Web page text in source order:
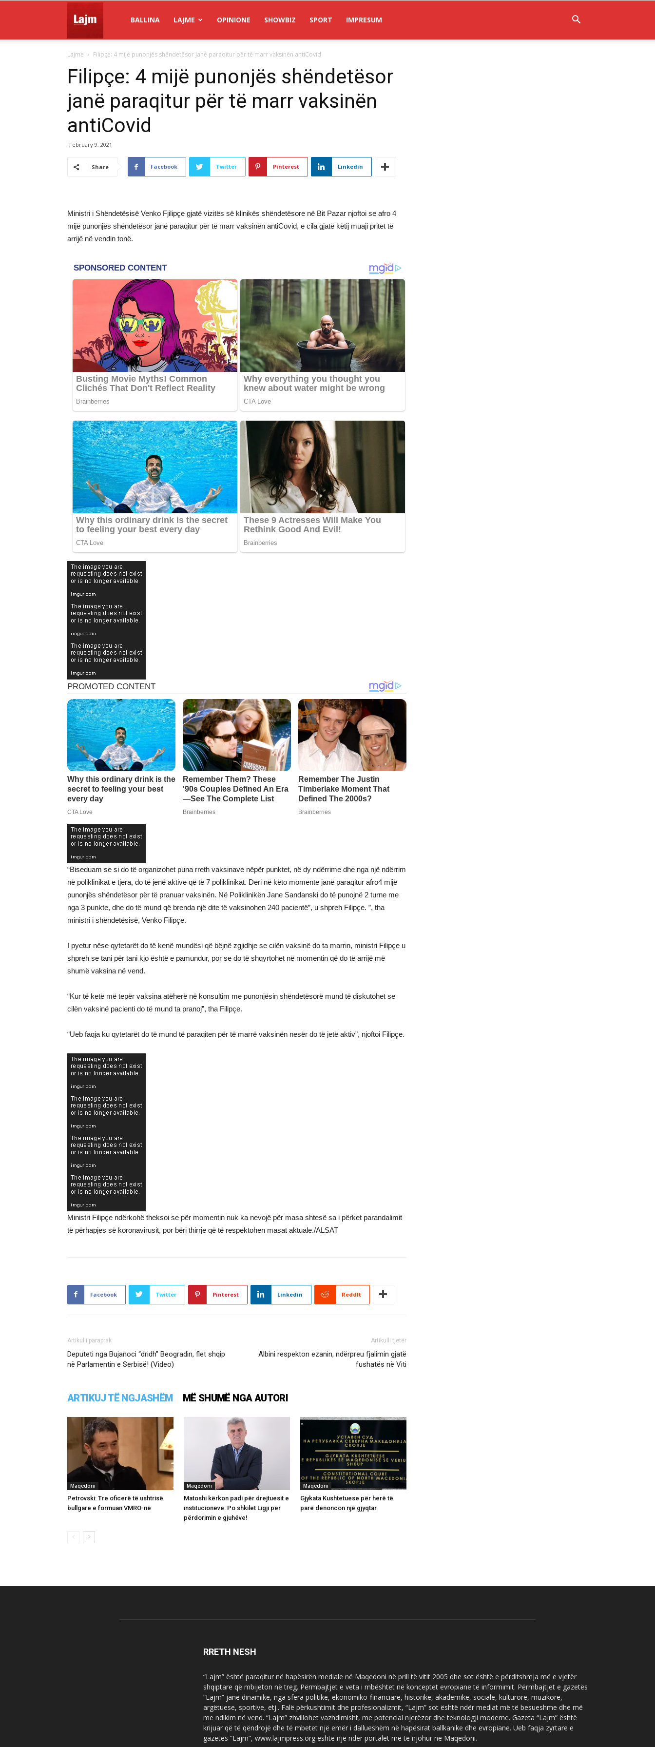
Lajm
BALLINA LAJME OPINIONE SHOWBIZ SPORT IMPRESUM
Lajme Filipçe: 4 mijë punonjës shëndetësor janë paraqitur për të marr vaksinën antiCovid
Filipçe: 4 mijë punonjës shëndetësor
janë paraqitur për të marr vaksinën
antiCovid
February 9, 2021
Share Facebook Twitter Pinterest Linkedin
Ministri i Shëndetësisë Venko Fjilipçe gjatë vizitës së klinikës shëndetësore në Bit Pazar njoftoi se afro 4
mijë punonjës shëndetësor janë paraqitur për të marr vaksinën antiCovid, e cila gjatë këtij muaji pritet të
arrijë në vendin tonë.
“Biseduam se si do të organizohet puna rreth vaksinave nëpër punktet, në dy ndërrime dhe nga një ndërrim
në poliklinikat e tjera, do të jenë aktive që të 7 poliklinikat. Deri në këto momente janë paraqitur afro4 mijë
punonjës shëndetësor për të pranuar vaksinën. Në Poliklinikën Jane Sandanski do të punojnë 2 turne me
nga 3 punkte, dhe do të mund që brenda një dite të vaksinohen 240 pacientë”, u shpreh Filipçe. ”, tha
ministri i shëndetësisë, Venko Filipçe.
I pyetur nëse qytetarët do të kenë mundësi që bëjnë zgjidhje se cilën vaksinë do ta marrin, ministri Filipçe u
shpreh se tani për tani kjo është e pamundur, por se do të shqyrtohet në momentin që do të arrijë më
shumë vaksina në vend.
“Kur të ketë më tepër vaksina atëherë në konsultim me punonjësin shëndetësorë mund të diskutohet se
cilën vaksinë pacienti do të mund ta pranoj”, tha Filipçe.
“Ueb faqja ku qytetarët do të mund të paraqiten për të marrë vaksinën nesër do të jetë aktiv”, njoftoi Filipçe.
Ministri Filipçe ndërkohë theksoi se për momentin nuk ka nevojë për masa shtesë sa i përket parandalimit
të përhapjes së koronavirusit, por bëri thirrje që të respektohen masat aktuale./ALSAT
Facebook Twitter Pinterest Linkedin ReddIt
Artikulli paraprak
Deputeti nga Bujanoci “dridh” Beogradin, flet shqip
në Parlamentin e Serbisë! (Video)
Artikulli tjetër
Albini respekton ezanin, ndërpreu fjalimin gjatë
fushatës në Viti
ARTIKUJ TË NGJASHËM MË SHUMË NGA AUTORI
Maqedoni
Petrovski: Tre oficerë të ushtrisë
bullgare e formuan VMRO-në
Maqedoni
Matoshi kërkon padi për drejtuesit e
institucioneve: Po shkilet Ligji për
përdorimin e gjuhëve!
Maqedoni
Gjykata Kushtetuese për herë të
parë denoncon një gjyqtar
RRETH NESH
“Lajm” është paraqitur në hapësirën mediale në Maqedoni në prill të vitit 2005 dhe sot është e përditshmja më e vjetër
shqiptare që mbijeton në treg. Përmbajtjet e veta i mbështet në konceptet evropiane të informimit. Përmbajtjet e gazetës
“Lajm” janë dinamike, nga sfera politike, ekonomiko-financiare, historike, akademike, sociale, kulturore, muzikore,
argëtuese, sportive, etj.. Falë përkushtimit dhe profesionalizmit, “Lajm” sot është ndër mediat më të besueshme dhe më
me ndikim në vend. “Lajm” zhvillohet vazhdimisht, me potencial njerëzor dhe teknologji moderne. Gazeta “Lajm” është
krijuar që të qëndrojë dhe të mbetet një emër i dallueshëm në hapësirat ballkanike dhe evropiane. Ueb faqja zyrtare e
gazetës “Lajm”, www.lajmpress.org është një ndër portalet më të njohur në Maqedoni.